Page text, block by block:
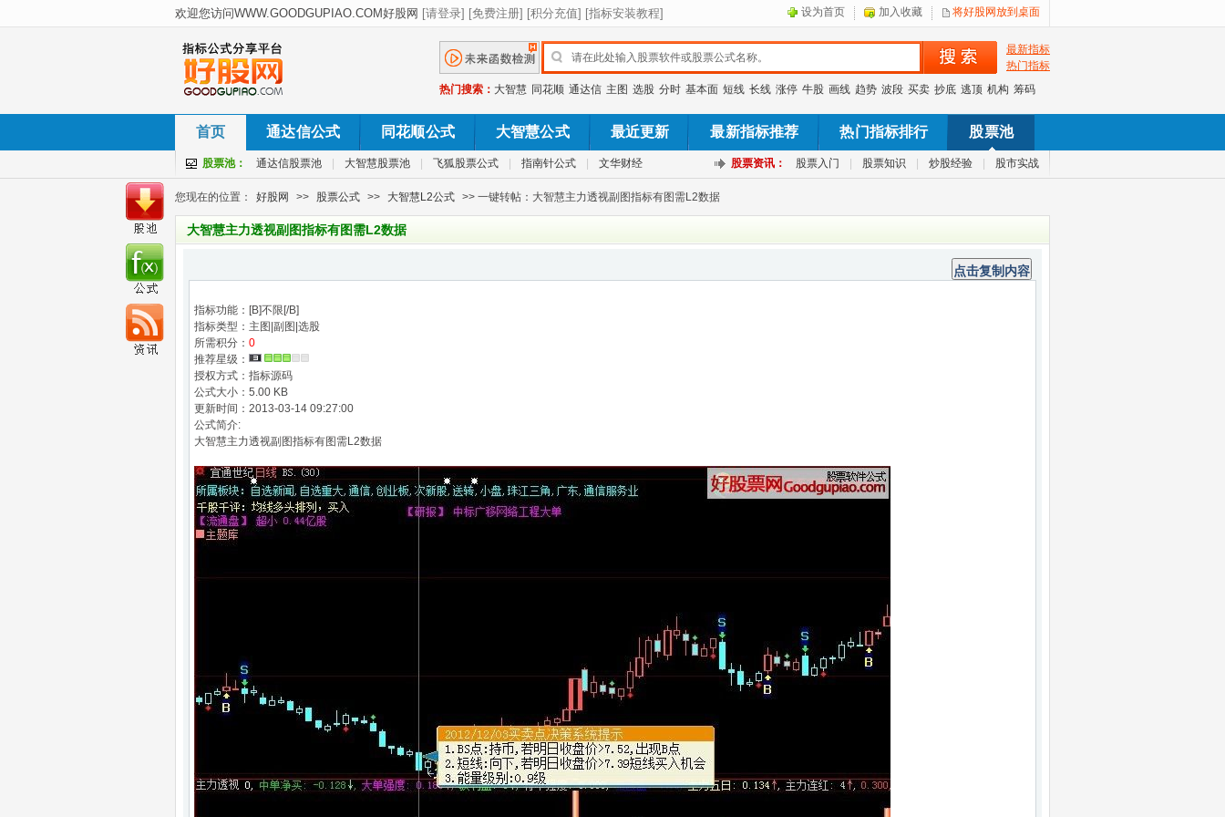
设为首页 加入收藏 将好股网放到桌面
最新指标
热门指标
热门搜索： 大智慧 同花顺 通达信 主图 选股 分时 基本面 短线 长线 涨停 牛股 画线 趋势 波段 买卖 抄底 逃顶 机构 筹码
首页 通达信公式 同花顺公式 大智慧公式 最近更新 最新指标推荐 热门指标排行 股票池
股票池： 通达信股票池 大智慧股票池 飞狐股票公式 指南针公式 文华财经 股票资讯： 股票入门 股票知识 炒股经验 股市实战
您现在的位置： 好股网 >> 股票公式 >> 大智慧L2公式 >> 一键转帖：大智慧主力透视副图指标有图需L2数据
大智慧主力透视副图指标有图需L2数据
点击复制内容
指标功能：[B]不限[/B]
指标类型：主图|副图|选股
所需积分： 0
推荐星级：
授权方式：指标源码
公式大小：5.00 KB
更新时间：2013-03-14 09:27:00
公式简介:
大智慧主力透视副图指标有图需L2数据